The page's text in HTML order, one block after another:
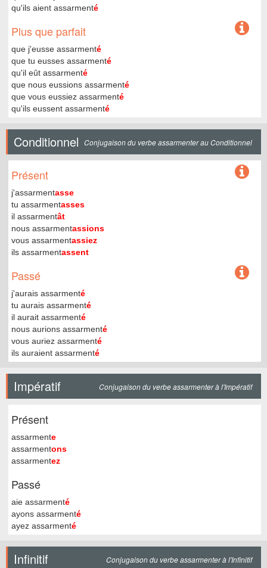
qu'ils aient assarmenté
Plus que parfait
que j'eusse assarmenté
que tu eusses assarmenté
qu'il eût assarmenté
que nous eussions assarmenté
que vous eussiez assarmenté
qu'ils eussent assarmenté
Conditionnel Conjugaison du verbe assarmenter au Conditionnel
Présent
j'assarmentasse
tu assarmentasses
il assarmentât
nous assarmentassions
vous assarmentassiez
ils assarmentassent
Passé
j'aurais assarmenté
tu aurais assarmenté
il aurait assarmenté
nous aurions assarmenté
vous auriez assarmenté
ils auraient assarmenté
Impératif Conjugaison du verbe assarmenter à l'Impératif
Présent
assarmente
assarmentons
assarmentez
Passé
aie assarmenté
ayons assarmenté
ayez assarmenté
Infinitif Conjugaison du verbe assarmenter à l'Infinitif